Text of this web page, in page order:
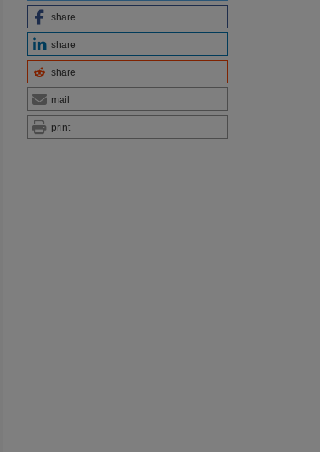
share
share
share
mail
print